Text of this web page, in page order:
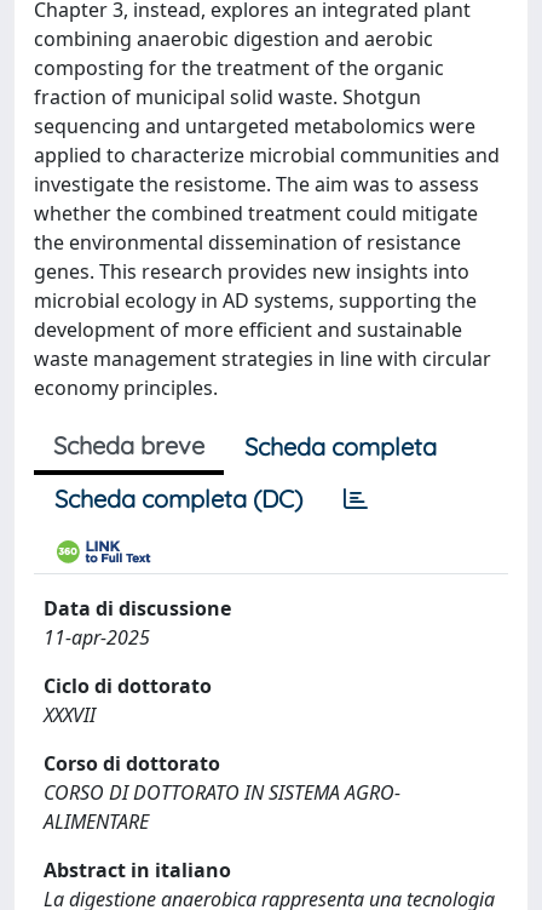
Chapter 3, instead, explores an integrated plant
combining anaerobic digestion and aerobic
composting for the treatment of the organic
fraction of municipal solid waste. Shotgun
sequencing and untargeted metabolomics were
applied to characterize microbial communities and
investigate the resistome. The aim was to assess
whether the combined treatment could mitigate
the environmental dissemination of resistance
genes. This research provides new insights into
microbial ecology in AD systems, supporting the
development of more efficient and sustainable
waste management strategies in line with circular
economy principles.
Scheda breve
Scheda completa
Scheda completa (DC)
Data di discussione
11-apr-2025
Ciclo di dottorato
XXXVII
Corso di dottorato
CORSO DI DOTTORATO IN SISTEMA AGRO-
ALIMENTARE
Abstract in italiano
La digestione anaerobica rappresenta una tecnologia